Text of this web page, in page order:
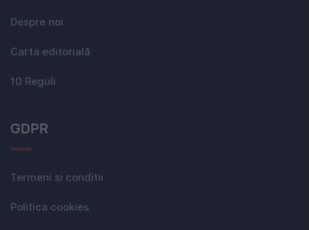
Despre noi
Carta editorială
10 Reguli
GDPR
Termeni si conditii
Politica cookies